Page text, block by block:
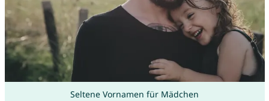
Seltene Vornamen für Mädchen